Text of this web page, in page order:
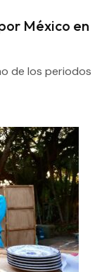
México en
de los periodos